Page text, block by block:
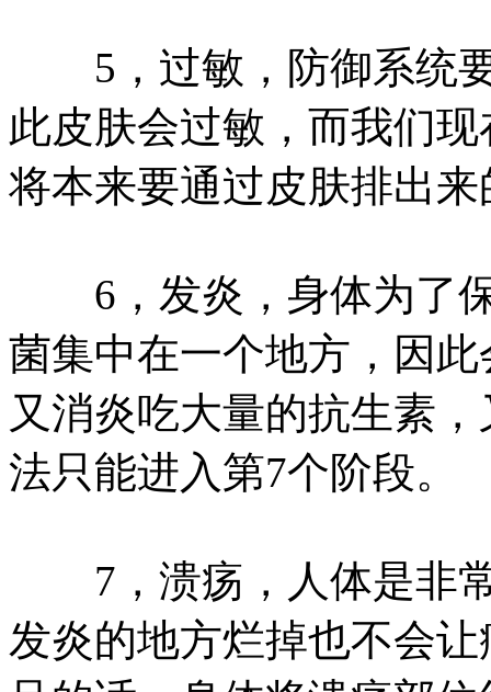
5，过敏，防御系统要
此皮肤会过敏，而我们
将本来要通过皮肤排出
6，发炎，身体为了保
菌集中在一个地方，因
又消炎吃大量的抗生素
法只能进入第7个阶段。
7，溃疡，人体是非常
发炎的地方烂掉也不会